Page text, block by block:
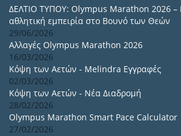
ΔΕΛΤΙΟ ΤΥΠΟΥ: Olympus Marathon 2026 –
αθλητική εμπειρία στο Βουνό των Θεών
29/06/2026
Αλλαγές Olympus Marathon 2026
16/03/2026
Κόψη των Αετών - Melindra Εγγραφές
02/03/2026
Κόψη των Αετών - Νέα Διαδρομή
28/02/2026
Olympus Marathon Smart Pace Calculator
27/02/2026